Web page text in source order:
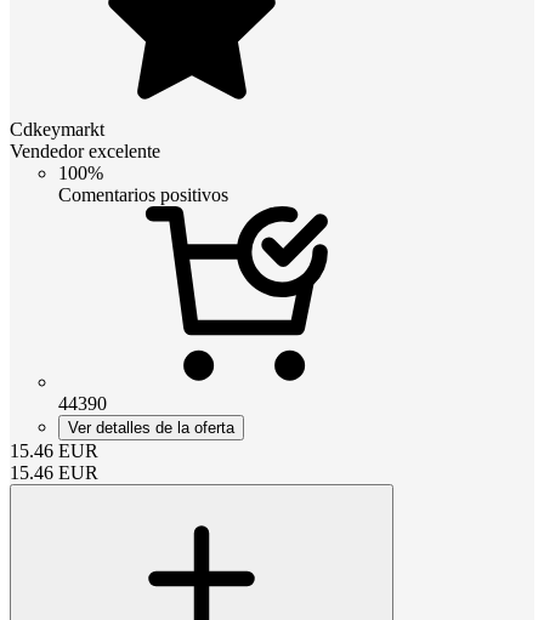
Cdkeymarkt
Vendedor excelente
100%
Comentarios positivos
44390
Ver detalles de la oferta
15.46 EUR
15.46 EUR